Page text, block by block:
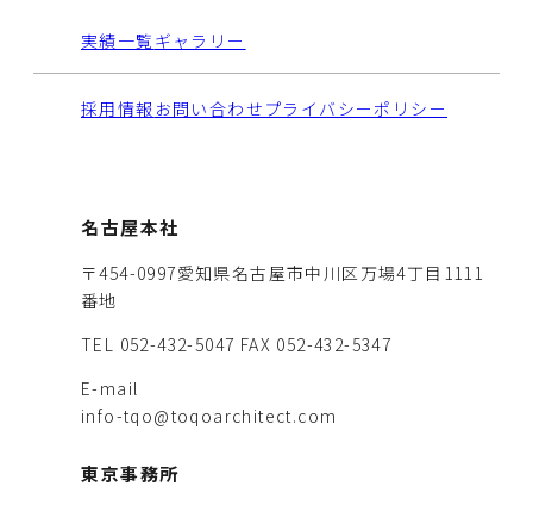
実績一覧 ギャラリー
採用情報 お問い合わせ プライバシーポリシー
名古屋本社
〒454-0997愛知県名古屋市中川区万場4丁目1111
番地
TEL 052-432-5047 FAX 052-432-5347
E-mail
info-tqo@toqoarchitect.com
東京事務所